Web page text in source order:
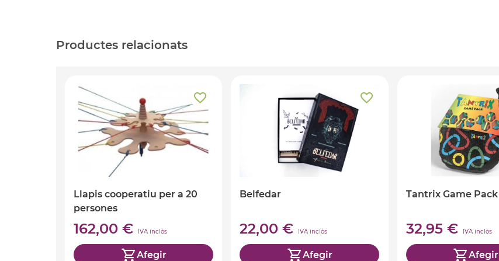
Productes relacionats
Llapis cooperatiu per a 20
persones
162,00 € IVA inclòs
Afegir
Belfedar
22,00 € IVA inclòs
Afegir
Tantrix Game Pack
32,95 € IVA inclòs
Afegir